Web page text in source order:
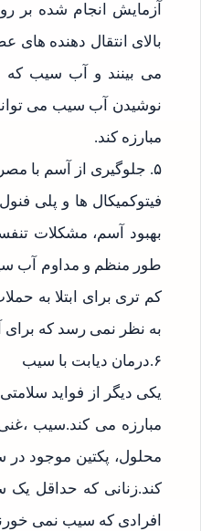
آزمایش انجام شده بر
بالای انتقال دهنده
می بینند و آب سیب که
نوشیدن آب سیب می تواند
مبارزه کند.
۵. جلوگیری از آسم با مصرف سیب
فیتوکمیکال ها و پلی
بهبود آسم، مشکلات
طور منظم و مداوم آب
کم تری برای ابتلا به
به نظر نمی رسد که
۶.درمان دیابت با سیب
یکی دیگر از فواید
مبارزه می کند.سیب
محلول، پکتین موجود در
افرادی که سیب نمی